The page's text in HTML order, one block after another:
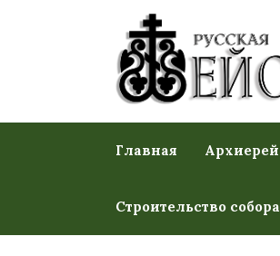
Главная Архиерей
Строительство собора